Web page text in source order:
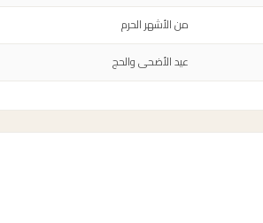
من الأشهر الحرم
عيد الأضحى والحج